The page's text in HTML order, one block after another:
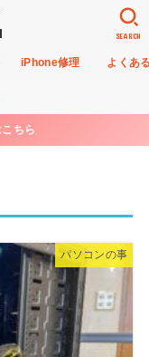
iPhone修理 よくあ
SEARCH
ちら
パソコンの事